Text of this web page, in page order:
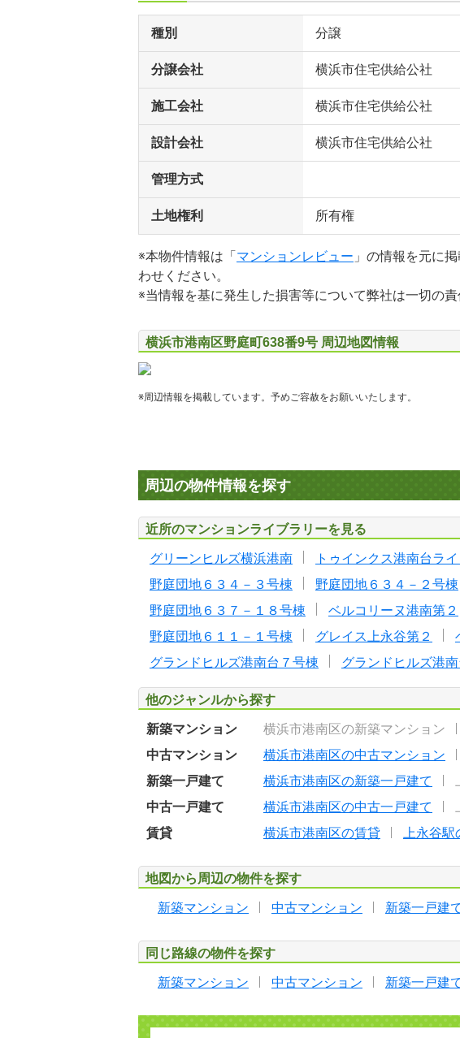
種別 分譲
分譲会社 横浜市住宅供給公社
施工会社 横浜市住宅供給公社
設計会社 横浜市住宅供給公社
管理方式
土地権利 所有権
※本物件情報は「 マンションレビュー 」の情報を元に
わせください。
※当情報を基に発生した損害等について弊社は一切の
横浜市港南区野庭町638番9号 周辺地図情報
※周辺情報を掲載しています。予めご容赦をお願いいたします。
周辺の物件情報を探す
近所のマンションライブラリーを見る
グリーンヒルズ横浜港南 トゥインクス港南台ラ
野庭団地６３４－３号棟
野庭団地６３４－２号棟
野庭団地６３７－１８号棟
ベルコリーヌ港南第２
野庭団地６１１－１号棟
グレイス上永谷第２
グランドヒルズ港南台７号棟
グランドヒルズ港
他のジャンルから探す
新築マンション 横浜市港南区の新築マンション
中古マンション
横浜市港南区の中古マンション
新築一戸建て
横浜市港南区の新築一戸建て
中古一戸建て
横浜市港南区の中古一戸建て
賃貸
横浜市港南区の賃貸 上永谷
地図から周辺の物件を探す
新築マンション 中古マンション 新築一戸建
同じ路線の物件を探す
新築マンション 中古マンション 新築一戸建